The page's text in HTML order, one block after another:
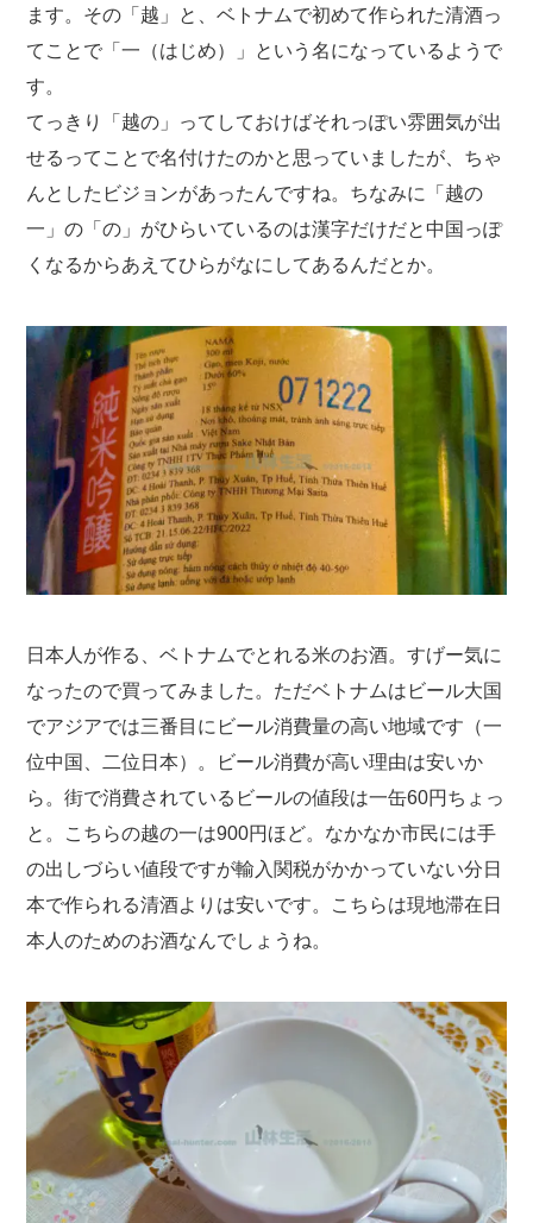
ます。その「越」と、ベトナムで初めて作られた清酒っ
てことで「一（はじめ）」という名になっているようで
す。
てっきり「越の」ってしておけばそれっぽい雰囲気が出
せるってことで名付けたのかと思っていましたが、ちゃ
んとしたビジョンがあったんですね。ちなみに「越の
一」の「の」がひらいているのは漢字だけだと中国っぽ
くなるからあえてひらがなにしてあるんだとか。
日本人が作る、ベトナムでとれる米のお酒。すげー気に
なったので買ってみました。ただベトナムはビール大国
でアジアでは三番目にビール消費量の高い地域です（一
位中国、二位日本）。ビール消費が高い理由は安いか
ら。街で消費されているビールの値段は一缶60円ちょっ
と。こちらの越の一は900円ほど。なかなか市民には手
の出しづらい値段ですが輸入関税がかかっていない分日
本で作られる清酒よりは安いです。こちらは現地滞在日
本人のためのお酒なんでしょうね。